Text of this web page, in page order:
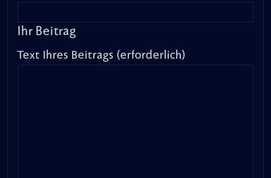
Ihr Beitrag
Text Ihres Beitrags (erforderlich)